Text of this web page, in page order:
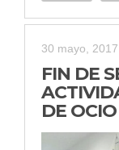
30 mayo, 2017
FIN DE
DE